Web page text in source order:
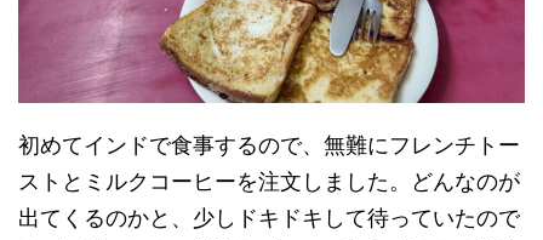
初めてインドで食事するので、無難にフレンチトー
ストとミルクコーヒーを注文しました。どんなのが
出てくるのかと、少しドキドキして待っていたので